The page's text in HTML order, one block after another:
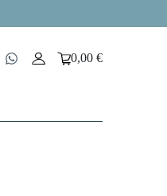
Carro
0,00€